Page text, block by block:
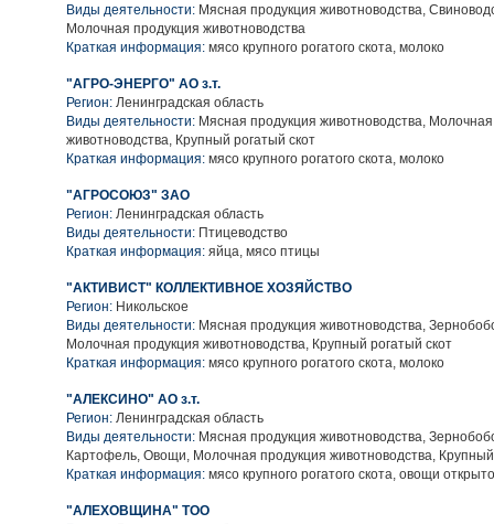
Виды деятельности: Мясная продукция животноводства,
Молочная продукция животноводства
Краткая информация: мясо крупного рогатого скота, молоко
"АГРО-ЭНЕРГО" АО з.т.
Регион: Ленинградская область
Виды деятельности: Мясная продукция животноводства,
животноводства, Крупный рогатый скот
Краткая информация: мясо крупного рогатого скота, молоко
"АГРОСОЮЗ" ЗАО
Регион: Ленинградская область
Виды деятельности: Птицеводство
Краткая информация: яйца, мясо птицы
"АКТИВИСТ" КОЛЛЕКТИВНОЕ ХОЗЯЙСТВО
Регион: Никольское
Виды деятельности: Мясная продукция животноводства,
Молочная продукция животноводства, Крупный рогатый скот
Краткая информация: мясо крупного рогатого скота, молоко
"АЛЕКСИНО" АО з.т.
Регион: Ленинградская область
Виды деятельности: Мясная продукция животноводства,
Картофель, Овощи, Молочная продукция животноводства, Крупный
Краткая информация: мясо крупного рогатого скота, овощи
"АЛЕХОВЩИНА" ТОО